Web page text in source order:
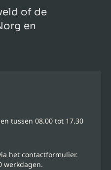
of de
en
tussen 08.00 tot 17.30
het contactformulier.
werkdagen.